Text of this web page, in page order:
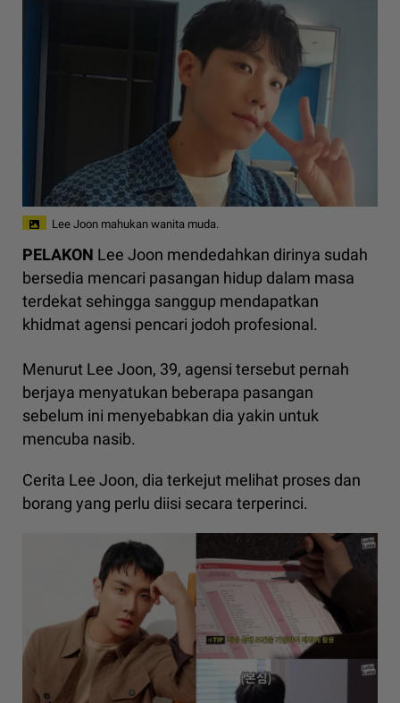
Lee Joon mahukan wanita muda.
PELAKON Lee Joon mendedahkan dirinya sudah
bersedia mencari pasangan hidup dalam masa
terdekat sehingga sanggup mendapatkan
khidmat agensi pencari jodoh profesional.
Menurut Lee Joon, 39, agensi tersebut pernah
berjaya menyatukan beberapa pasangan
sebelum ini menyebabkan dia yakin untuk
mencuba nasib.
Cerita Lee Joon, dia terkejut melihat proses dan
borang yang perlu diisi secara terperinci.